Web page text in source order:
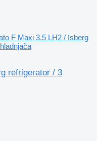
F Maxi 3.5 LH2 / Isberg
refrigerator / 3